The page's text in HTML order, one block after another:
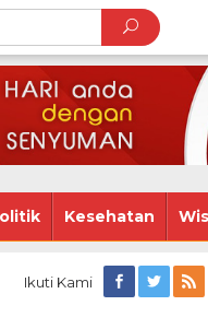
Kesehatan
Ikuti Kami